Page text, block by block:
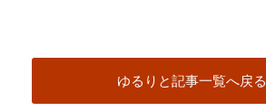
ゆるりと記事一覧へ戻る